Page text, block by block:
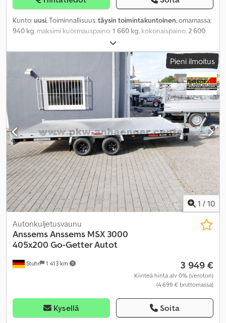
Kunto:uusi, Toiminnallisuus:täysin toimintakuntoinen, omamassa:
940 kg, maksimi kuormauspaino:1 660 kg, kokonaispaino:2 600
, kuormatilan pituus:
lastitilan leveys:1 670 mm, kuormatilan korkeus:2 260 mm,
, renkaan koko: 165R13C,
perävaunun jarru:
jarrullinen perävaunu
Pieni ilmoitus
1 / 10
Stuhr 1 413 km
Autonkuljetusvaunu
AnssemsAnssems MSX 3000
405x200 Go-Getter Autot
3 949 €
Kiinteä hinta alv 0% (veroton)
(4 699 € bruttomassa)
Kysellä Soita